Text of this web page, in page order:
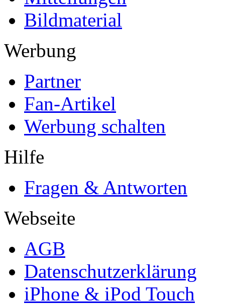
Bildmaterial
Werbung
Partner
Fan-Artikel
Werbung schalten
Hilfe
Fragen & Antworten
Webseite
AGB
Datenschutzerklärung
iPhone & iPod Touch